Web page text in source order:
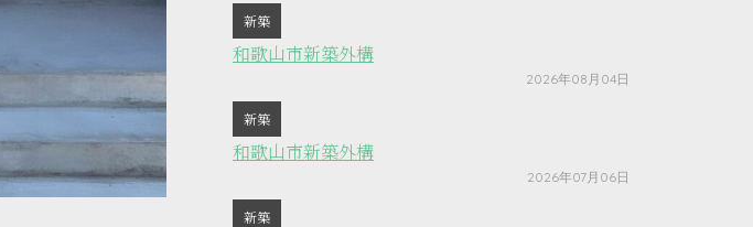
新築
和歌山市新築外構
2026年08月04日
新築
和歌山市新築外構
2026年07月06日
新築